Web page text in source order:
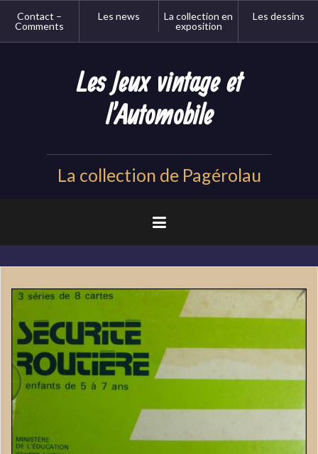
Contact –
Comments
Les news
La collection en
exposition
Les dessins
Les Jeux vintage et
l'Automobile
La collection de Pagérolau